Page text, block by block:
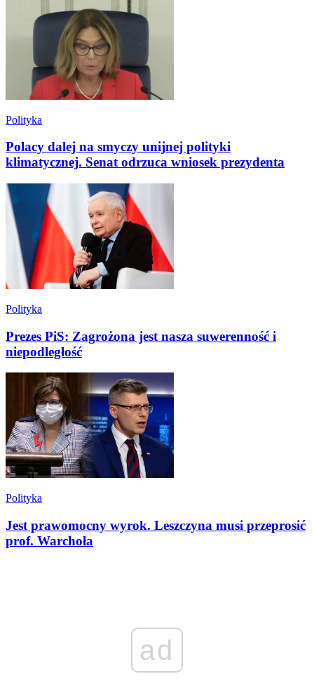
Polityka
Polacy dalej na smyczy unijnej polityki
klimatycznej. Senat odrzuca wniosek prezydenta
Polityka
Prezes PiS: Zagrożona jest nasza suwerenność i
niepodległość
Polityka
Jest prawomocny wyrok. Leszczyna musi przeprosić
prof. Warchoła
ad